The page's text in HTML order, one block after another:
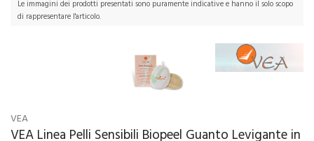
Le immagini dei prodotti presentati sono puramente indicative e hanno il solo scopo
di rappresentare l'articolo.
VEA
VEA Linea Pelli Sensibili Biopeel Guanto Levigante in